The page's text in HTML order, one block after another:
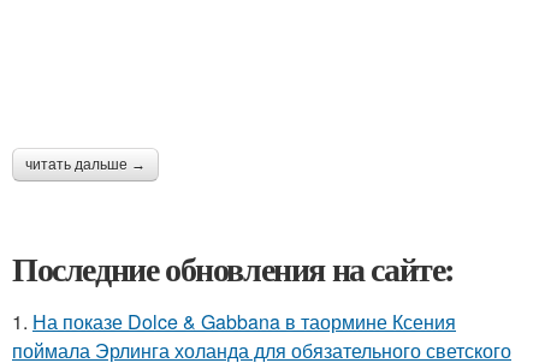
читать дальше →
Последние обновления на сайте:
1. На показе Dolce & Gabbana в таормине Ксения
поймала Эрлинга холанда для обязательного светского